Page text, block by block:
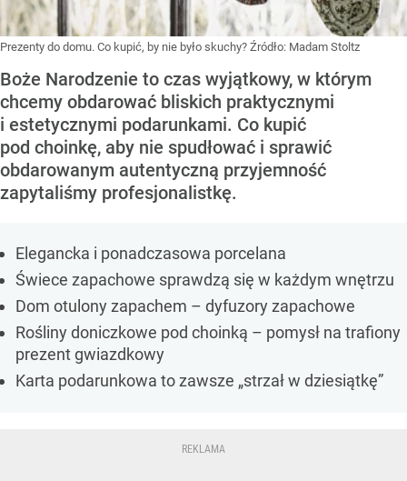
Prezenty do domu. Co kupić, by nie było skuchy? Źródło: Madam Stoltz
Boże Narodzenie to czas wyjątkowy, w którym
chcemy obdarować bliskich praktycznymi
i estetycznymi podarunkami. Co kupić
pod choinkę, aby nie spudłować i sprawić
obdarowanym autentyczną przyjemność
zapytaliśmy profesjonalistkę.
Elegancka i ponadczasowa porcelana
Świece zapachowe sprawdzą się w każdym wnętrzu
Dom otulony zapachem – dyfuzory zapachowe
Rośliny doniczkowe pod choinką – pomysł na trafiony
prezent gwiazdkowy
Karta podarunkowa to zawsze „strzał w dziesiątkę”